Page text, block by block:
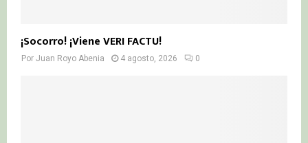
¡Socorro! ¡Viene VERI FACTU!
Por Juan Royo Abenia 4 agosto, 2026 0